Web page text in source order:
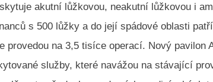
akutní lůžkovou, neakutní lůžkovou i
s 500 lůžky a do její spádové oblasti
provedou na 3,5 tisíce operací. Nový pavilon
služby, které navážou na stávající